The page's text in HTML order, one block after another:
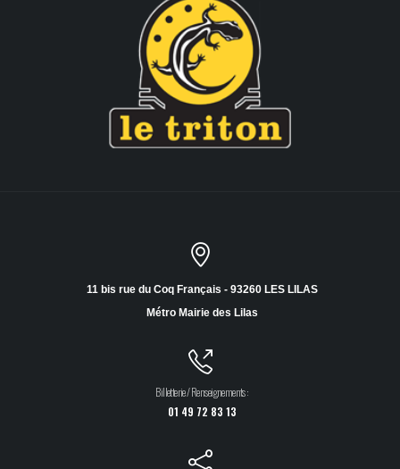
11 bis rue du Coq Français - 93260 LES LILAS
Métro Mairie des Lilas
Billetterie / Renseignements :
01 49 72 83 13